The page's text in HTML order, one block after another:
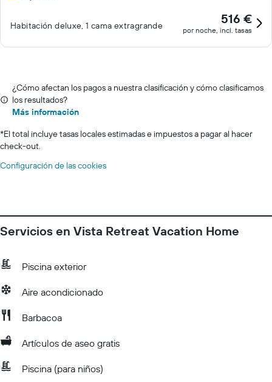
Habitación deluxe, 1 cama extragrande 516 €
por noche, incl. tasas
¿Cómo afectan los pagos a nuestra clasificación y cómo clasificamos
los resultados?
Más información
*El total incluye tasas locales estimadas e impuestos a pagar al hacer
check-out.
Configuración de las cookies
Servicios en Vista Retreat Vacation Home
Piscina exterior
Aire acondicionado
Barbacoa
Artículos de aseo gratis
Piscina (para niños)